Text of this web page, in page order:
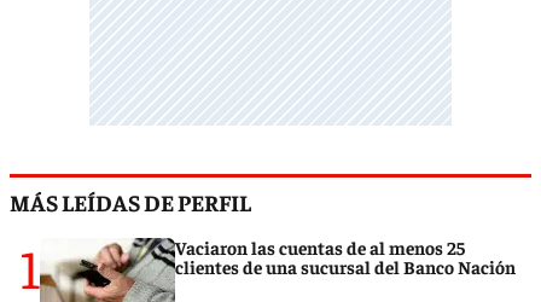
MÁS LEÍDAS DE PERFIL
1
Vaciaron las cuentas de al menos 25
clientes de una sucursal del Banco Nación